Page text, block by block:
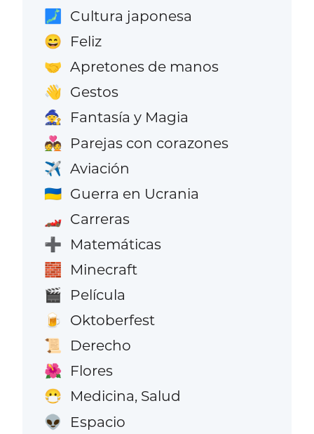
🗾 Cultura japonesa
😄 Feliz
🤝 Apretones de manos
👋 Gestos
🧙 Fantasía y Magia
💑 Parejas con corazones
✈️ Aviación
🇺🇦 Guerra en Ucrania
🏎️ Carreras
➕ Matemáticas
🧱 Minecraft
🎬 Película
🍺 Oktoberfest
📜 Derecho
🌺 Flores
😷 Medicina, Salud
👽 Espacio